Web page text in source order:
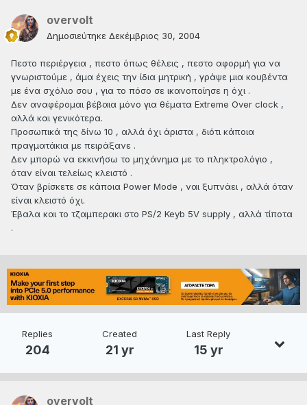
overvolt
Δημοσιεύτηκε Δεκέμβριος 30, 2004
Πεστο περιέργεια , πεστο όπως θέλεις , πεστο αφορμή για να
γνωριστούμε , άμα έχεις την ίδια μητρική , γράψε μια κουβέντα
με ένα σχόλιο σου , για το πόσο σε ικανοποίησε η όχι .
Δεν αναφέρομαι βέβαια μόνο για θέματα Extreme Over clock ,
αλλά και γενικότερα.
Προσωπικά της δίνω 10 , αλλά όχι άριστα , διότι κάποια
πραγματάκια με πειράξανε .
Δεν μπορώ να εκκινήσω το μηχάνημα με το πληκτρολόγιο ,
όταν είναι τελείως κλειστό .
Όταν βρίσκετε σε κάποια Power Mode , ναι ξυπνάει , αλλά όταν
είναι κλειστό όχι.
Έβαλα και το τζαμπερακι στο PS/2 Keyb 5V supply , αλλά τίποτα
.
Replies
204
Created
21 yr
Last Reply
15 yr
overvolt